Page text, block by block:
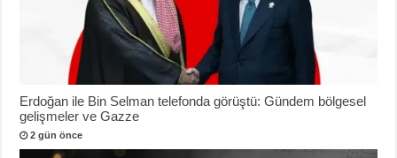
Erdoğan ile Bin Selman telefonda görüştü: Gündem bölgesel
gelişmeler ve Gazze
2 gün önce